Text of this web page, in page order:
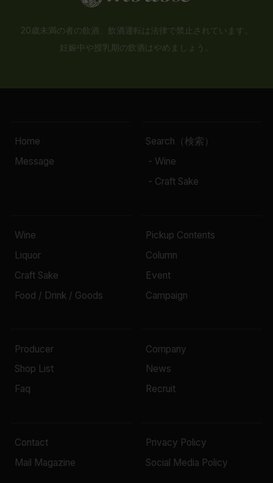
20歳未満の者の飲酒、飲酒運転は法律で禁止されています。
妊娠中や授乳期の飲酒はやめましょう。
Home
Message
Search（検索）
- Wine
- Craft Sake
Wine
Liquor
Craft Sake
Food / Drink / Goods
Pickup Contents
Column
Event
Campaign
Producer
Shop List
Faq
Company
News
Recruit
Contact
Mail Magazine
Privacy Policy
Social Media Policy